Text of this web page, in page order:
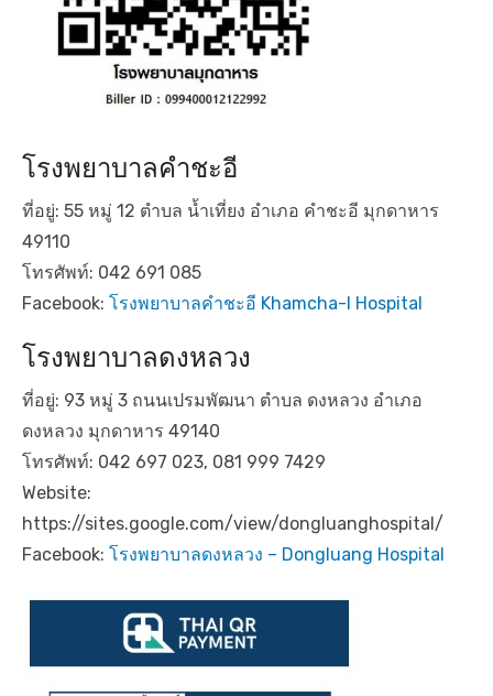
โรงพยาบาลคำชะอี
ที่อยู่: 55 หมู่ 12 ตำบล น้ำเที่ยง อำเภอ คำชะอี มุกดาหาร
49110
โทรศัพท์: 042 691 085
Facebook: โรงพยาบาลคำชะอี Khamcha-I Hospital
โรงพยาบาลดงหลวง
ที่อยู่: 93 หมู่ 3 ถนนเปรมพัฒนา ตำบล ดงหลวง อำเภอ
ดงหลวง มุกดาหาร 49140
โทรศัพท์: 042 697 023, 081 999 7429
Website:
https://sites.google.com/view/dongluanghospital/
Facebook: โรงพยาบาลดงหลวง – Dongluang Hospital